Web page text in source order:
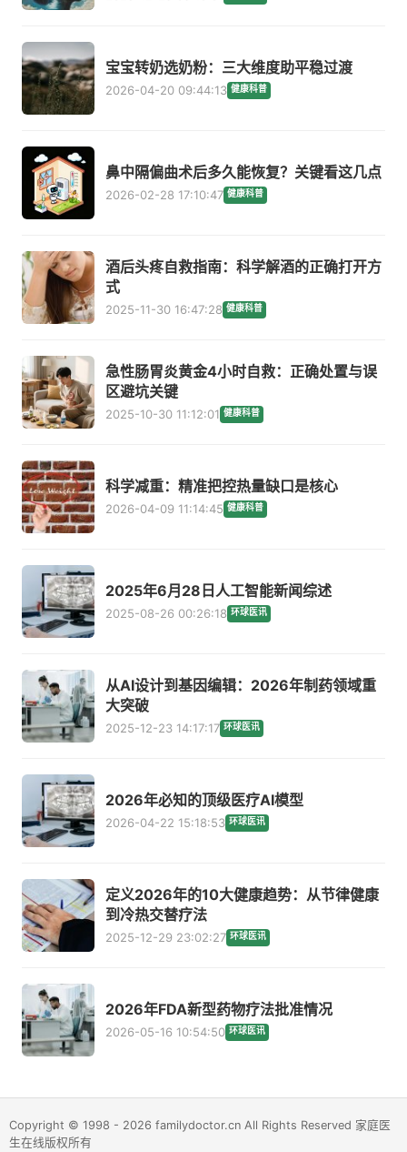
宝宝转奶选奶粉：三大维度助平稳过渡
2026-04-20 09:44:13 健康科普
鼻中隔偏曲术后多久能恢复？关键看这几点
2026-02-28 17:10:47 健康科普
酒后头疼自救指南：科学解酒的正确打开方
式
2025-11-30 16:47:28 健康科普
急性肠胃炎黄金4小时自救：正确处置与误
区避坑关键
2025-10-30 11:12:01 健康科普
科学减重：精准把控热量缺口是核心
2026-04-09 11:14:45 健康科普
2025年6月28日人工智能新闻综述
2025-08-26 00:26:18 环球医讯
从AI设计到基因编辑：2026年制药领域重
大突破
2025-12-23 14:17:17 环球医讯
2026年必知的顶级医疗AI模型
2026-04-22 15:18:53 环球医讯
定义2026年的10大健康趋势：从节律健康
到冷热交替疗法
2025-12-29 23:02:27 环球医讯
2026年FDA新型药物疗法批准情况
2026-05-16 10:54:50 环球医讯
Copyright © 1998 - 2026 familydoctor.cn All Rights Reserved 家庭医
生在线版权所有